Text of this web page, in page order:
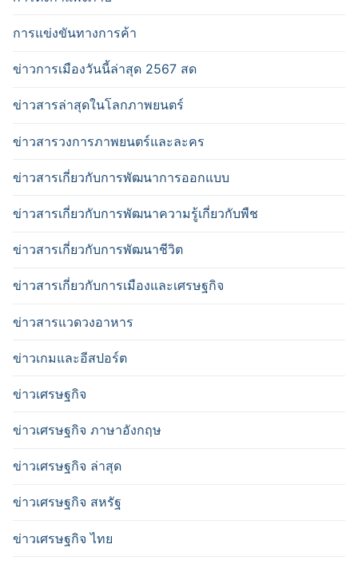
การแข่งขันทางการค้า
ข่าวการเมืองวันนี้ล่าสุด 2567 สด
ข่าวสารล่าสุดในโลกภาพยนตร์
ข่าวสารวงการภาพยนตร์และละคร
ข่าวสารเกี่ยวกับการพัฒนาการออกแบบ
ข่าวสารเกี่ยวกับการพัฒนาความรู้เกี่ยวกับพืช
ข่าวสารเกี่ยวกับการพัฒนาชีวิต
ข่าวสารเกี่ยวกับการเมืองและเศรษฐกิจ
ข่าวสารแวดวงอาหาร
ข่าวเกมและอีสปอร์ต
ข่าวเศรษฐกิจ
ข่าวเศรษฐกิจ ภาษาอังกฤษ
ข่าวเศรษฐกิจ ล่าสุด
ข่าวเศรษฐกิจ สหรัฐ
ข่าวเศรษฐกิจ ไทย